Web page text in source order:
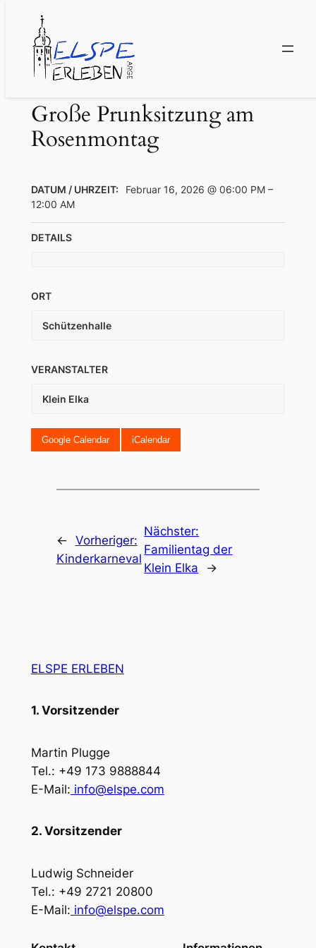
springen
Große Prunksitzung am
Rosenmontag
DATUM / UHRZEIT:
Februar 16, 2026 @ 06:00 PM –
12:00 AM
DETAILS
ORT
Schützenhalle
VERANSTALTER
Klein Elka
Google Calendar iCalendar
← Vorheriger:
Kinderkarneval
Nächster:
Familientag der
Klein Elka
→
ELSPE ERLEBEN
1. Vorsitzender
Martin Plugge
Tel.: +49 173 9888844
E-Mail: info@elspe.com
2. Vorsitzender
Ludwig Schneider
Tel.: +49 2721 20800
E-Mail: info@elspe.com